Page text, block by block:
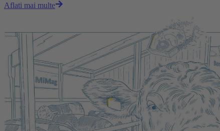
Aflati mai multe